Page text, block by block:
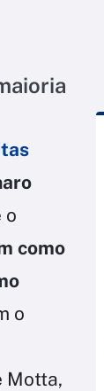
o
como
o
Motta,